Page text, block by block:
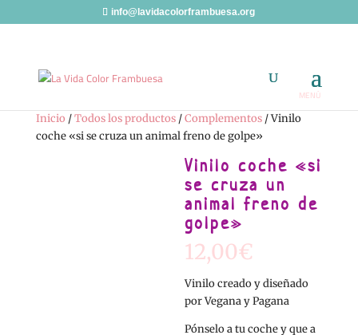
info@lavidacolorframbuesa.org
Inicio /Todos los productos/Complementos/ Vinilo
coche «si se cruza un animal freno de golpe»
Vinilo coche «si
se cruza un
animal freno de
golpe»
12,00€
Vinilo creado y diseñado
por Vegana y Pagana
Pónselo a tu coche y que a